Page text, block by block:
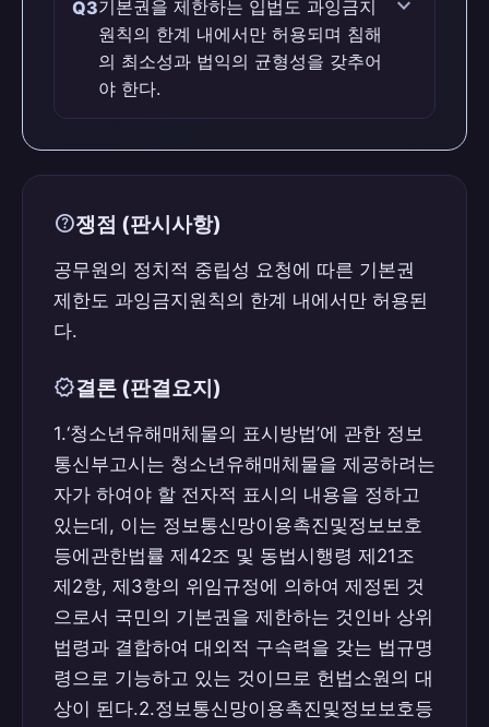
허용된다.
판례 근거
기본권을 제한하는 국가작용은 그 목적이
Q3기본권을 제한하는 입법도 과잉금지
원칙의 한계 내에서만 허용되며 침해
의 최소성과 법익의 균형성을 갖추어
야 한다.
expand_more
기본권을 제한하는 입법도 과잉금지원칙의
법익의 균형성을 갖추어야 한다.
help쟁점 (판시사항)
공무원의 정치적 중립성 요청에 따른 기본권
제한도 과잉금지원칙의 한계 내에서만 허용된
다.
verified결론 (판결요지)
1.‘청소년유해매체물의 표시방법’에 관한 정보
통신부고시는 청소년유해매체물을 제공하려는
자가 하여야 할 전자적 표시의 내용을 정하고
있는데, 이는 정보통신망이용촉진및정보보호
등에관한법률 제42조 및 동법시행령 제21조
제2항, 제3항의 위임규정에 의하여 제정된 것
으로서 국민의 기본권을 제한하는 것인바 상위
법령과 결합하여 대외적 구속력을 갖는 법규명
령으로 기능하고 있는 것이므로 헌법소원의 대
상이 된다.2.정보통신망이용촉진및정보보호등